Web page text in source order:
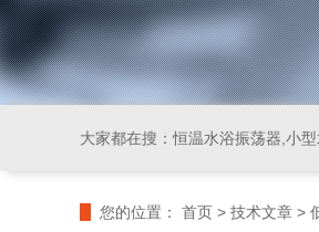
大家都在搜：恒温水浴振荡器,小
您的位置： 首页 > 技术文章 >